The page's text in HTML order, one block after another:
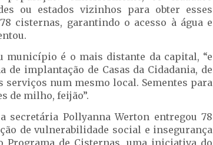
ou estados vizinhos para obter esses
cisternas, garantindo o acesso à água e
município é o mais distante da capital, “e
implantação de Casas da Cidadania, de
num mesmo local. Sementes para
de milho, feijão”.
secretária Pollyanna Werton entregou 78
de vulnerabilidade social e insegurança
Programa de Cisternas, uma iniciativa do